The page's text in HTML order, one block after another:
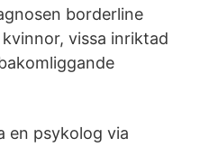
borderline
vissa inriktad
en psykolog via